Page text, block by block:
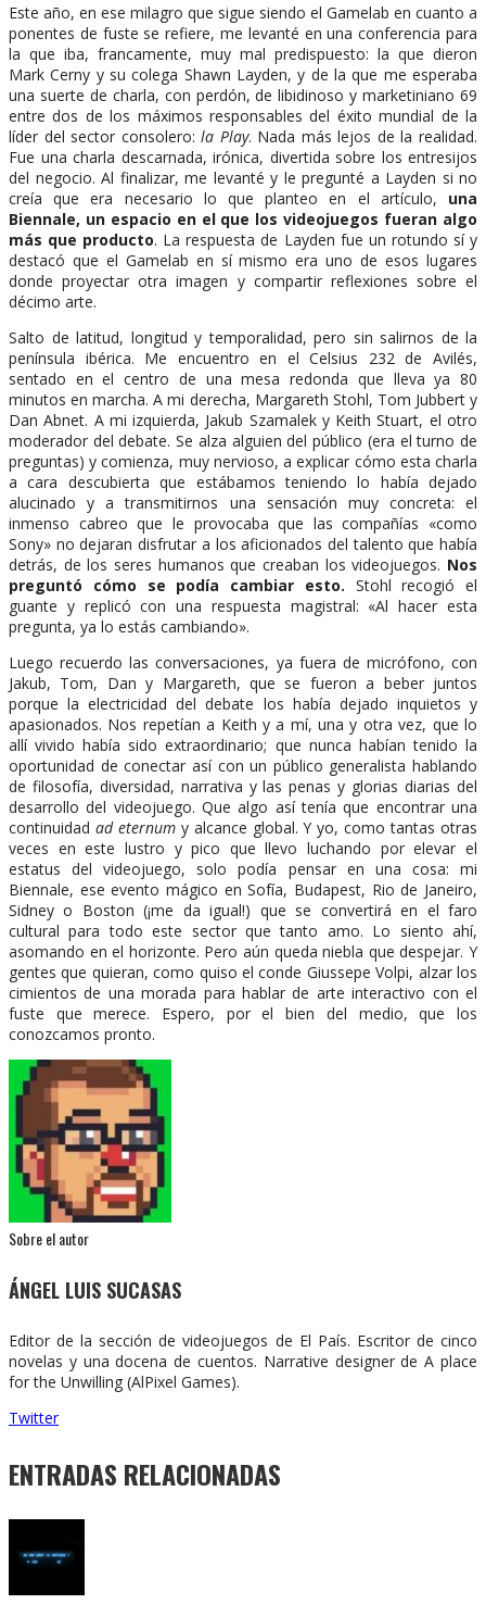
Este año, en ese milagro que sigue siendo el Gamelab en cuanto a
ponentes de fuste se refiere, me levanté en una conferencia para
la que iba, francamente, muy mal predispuesto: la que dieron
Mark Cerny y su colega Shawn Layden, y de la que me esperaba
una suerte de charla, con perdón, de libidinoso y marketiniano 69
entre dos de los máximos responsables del éxito mundial de la
líder del sector consolero:la Play. Nada más lejos de la realidad.
Fue una charla descarnada, irónica, divertida sobre los entresijos
del negocio. Al finalizar, me levanté y le pregunté a Layden si no
creía que era necesario lo que planteo en el artículo, una
Biennale, un espacio en el que los videojuegos fueran algo
más que producto. La respuesta de Layden fue un rotundo sí y
destacó que el Gamelab en sí mismo era uno de esos lugares
donde proyectar otra imagen y compartir reflexiones sobre el
décimo arte.
Salto de latitud, longitud y temporalidad, pero sin salirnos de la
península ibérica. Me encuentro en el Celsius 232 de Avilés,
sentado en el centro de una mesa redonda que lleva ya 80
minutos en marcha. A mi derecha, Margareth Stohl, Tom Jubbert y
Dan Abnet. A mi izquierda, Jakub Szamalek y Keith Stuart, el otro
moderador del debate. Se alza alguien del público (era el turno de
preguntas) y comienza, muy nervioso, a explicar cómo esta charla
a cara descubierta que estábamos teniendo lo había dejado
alucinado y a transmitirnos una sensación muy concreta: el
inmenso cabreo que le provocaba que las compañías «como
Sony» no dejaran disfrutar a los aficionados del talento que había
detrás, de los seres humanos que creaban los videojuegos. Nos
preguntó cómo se podía cambiar esto. Stohl recogió el
guante y replicó con una respuesta magistral: «Al hacer esta
pregunta, ya lo estás cambiando».
Luego recuerdo las conversaciones, ya fuera de micrófono, con
Jakub, Tom, Dan y Margareth, que se fueron a beber juntos
porque la electricidad del debate los había dejado inquietos y
apasionados. Nos repetían a Keith y a mí, una y otra vez, que lo
allí vivido había sido extraordinario; que nunca habían tenido la
oportunidad de conectar así con un público generalista hablando
de filosofía, diversidad, narrativa y las penas y glorias diarias del
desarrollo del videojuego. Que algo así tenía que encontrar una
continuidad ad eternumy alcance global. Y yo, como tantas otras
veces en este lustro y pico que llevo luchando por elevar el
estatus del videojuego, solo podía pensar en una cosa: mi
Biennale, ese evento mágico en Sofía, Budapest, Rio de Janeiro,
Sidney o Boston (¡me da igual!) que se convertirá en el faro
cultural para todo este sector que tanto amo. Lo siento ahí,
asomando en el horizonte. Pero aún queda niebla que despejar. Y
gentes que quieran, como quiso el conde Giussepe Volpi, alzar los
cimientos de una morada para hablar de arte interactivo con el
fuste que merece. Espero, por el bien del medio, que los
conozcamos pronto.
Sobre el autor
ÁNGEL LUIS SUCASAS
Editor de la sección de videojuegos de El País. Escritor de cinco
novelas y una docena de cuentos. Narrative designer de A place
for the Unwilling (AlPixel Games).
Twitter
ENTRADAS RELACIONADAS